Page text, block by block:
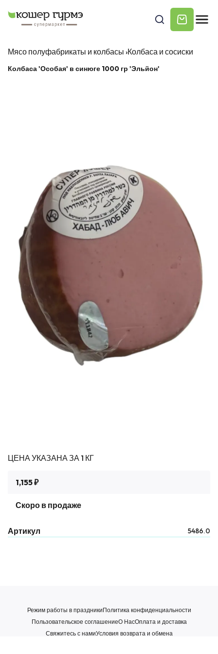
Мясо полуфабрикаты и колбасы ›Колбаса и сосиски
Колбаса 'Особая' в синюге 1000 гр 'Эльйон'
ЦЕНА УКАЗАНА ЗА 1 КГ
1,155 ₽
Скоро в продаже
Артикул 5486.0
Режим работы в праздникиПолитика конфиденциальности
Пользовательское соглашениеО НасОплата и доставка
Свяжитесь с намиУсловия возврата и обмена